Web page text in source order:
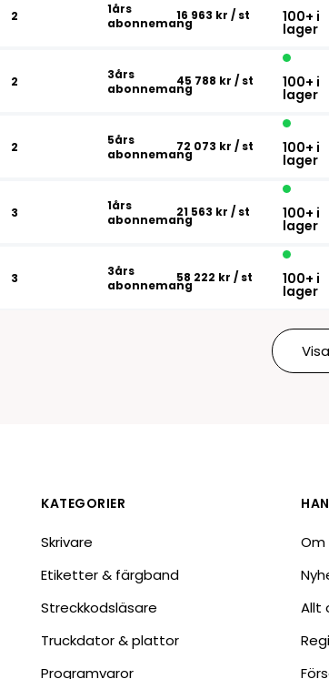
2
1års
abonnemang
16 963 kr / st 100+ i
lager
2
3års
abonnemang
45 788 kr / st 100+ i
lager
2
5års
abonnemang
72 073 kr / st 100+ i
lager
3
1års
abonnemang
21 563 kr / st 100+ i
lager
3
3års
abonnemang
58 222 kr / st 100+ i
lager
KATEGORIER
Skrivare
Etiketter & färgband
Streckkodsläsare
Truckdator & plattor
Programvaror
Om
Allt